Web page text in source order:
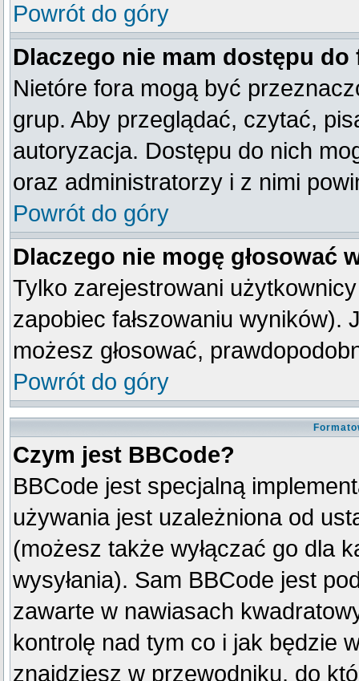
Powrót do góry
Dlaczego nie mam dostępu do
Nietóre fora mogą być
grup. Aby przeglądać, czytać,
autoryzacja. Dostępu do nich
oraz administratorzy i z nimi
Powrót do góry
Dlaczego nie mogę głosować
Tylko zarejestrowani
zapobiec fałszowaniu wyników).
możesz głosować,
Powrót do góry
Czym jest BBCode?
BBCode jest specjalną
używania jest uzależniona od
(możesz także wyłączać go dla
wysyłania). Sam BBCode jest
zawarte w nawiasach
kontrolę nad tym co i jak będzie
znajdziesz w przewodniku, do